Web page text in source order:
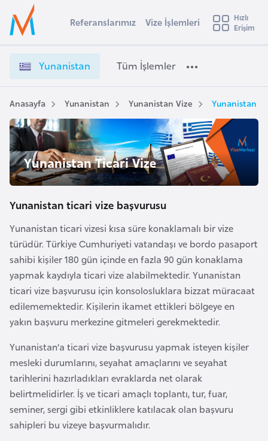
Ülke Seçimi
Başvuru yapmak istediğiniz ülkeyi seçin
Üye
Girişi
u
a
n
s
t
a
n
V
i
z
İ
ş
l
e
m
l
i
e
i
Referanslarımız Vize İşlemleri
Hızlı
Erişim
Yunanistan Tüm İşlemler
Anasayfa Yunanistan Yunanistan Vize Yunanistan
Yunanistan Ticari Vize
Yunanistan ticari vize başvurusu
Yunanistan ticari vizesi kısa süre konaklamalı bir vize
türüdür. Türkiye Cumhuriyeti vatandaşı ve bordo pasaport
sahibi kişiler 180 gün içinde en fazla 90 gün konaklama
yapmak kaydıyla ticari vize alabilmektedir. Yunanistan
ticari vize başvurusu için konsolosluklara bizzat müracaat
edilememektedir. Kişilerin ikamet ettikleri bölgeye en
yakın başvuru merkezine gitmeleri gerekmektedir.
Yunanistan’a ticari vize başvurusu yapmak isteyen kişiler
mesleki durumlarını, seyahat amaçlarını ve seyahat
tarihlerini hazırladıkları evraklarda net olarak
belirtmelidirler. İş ve ticari amaçlı toplantı, tur, fuar,
seminer, sergi gibi etkinliklere katılacak olan başvuru
sahipleri bu vizeye başvurmalıdır.
s
t
r
a
A
v
u
t
u
r
y
a
A
z
r
b
a
y
c
a